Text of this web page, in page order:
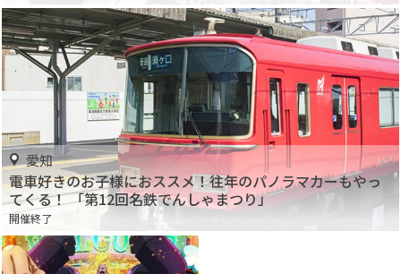
愛知
電車好きのお子様におススメ！往年のパノラマカーもやっ
てくる！ 「第12回名鉄でんしゃまつり」
開催終了